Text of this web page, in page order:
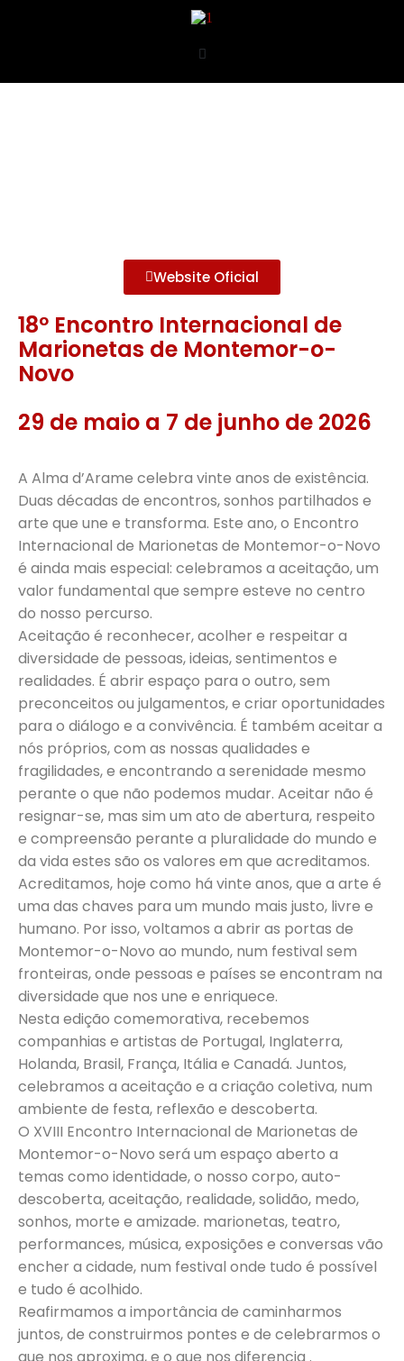
18º Encontro Internacional de
Marionetas de Montemor-o-
Novo
29 de maio a 7 de junho de 2026
A Alma d’Arame celebra vinte anos de existência.
Duas décadas de encontros, sonhos partilhados e
arte que une e transforma. Este ano, o Encontro
Internacional de Marionetas de Montemor-o-Novo
é ainda mais especial: celebramos a aceitação, um
valor fundamental que sempre esteve no centro
do nosso percurso.
Aceitação é reconhecer, acolher e respeitar a
diversidade de pessoas, ideias, sentimentos e
realidades. É abrir espaço para o outro, sem
preconceitos ou julgamentos, e criar oportunidades
para o diálogo e a convivência. É também aceitar a
nós próprios, com as nossas qualidades e
fragilidades, e encontrando a serenidade mesmo
perante o que não podemos mudar. Aceitar não é
resignar-se, mas sim um ato de abertura, respeito
e compreensão perante a pluralidade do mundo e
da vida estes são os valores em que acreditamos.
Acreditamos, hoje como há vinte anos, que a arte é
uma das chaves para um mundo mais justo, livre e
humano. Por isso, voltamos a abrir as portas de
Montemor-o-Novo ao mundo, num festival sem
fronteiras, onde pessoas e países se encontram na
diversidade que nos une e enriquece.
Nesta edição comemorativa, recebemos
companhias e artistas de Portugal, Inglaterra,
Holanda, Brasil, França, Itália e Canadá. Juntos,
celebramos a aceitação e a criação coletiva, num
ambiente de festa, reflexão e descoberta.
O XVIII Encontro Internacional de Marionetas de
Montemor-o-Novo será um espaço aberto a
temas como identidade, o nosso corpo, auto-
descoberta, aceitação, realidade, solidão, medo,
sonhos, morte e amizade. marionetas, teatro,
performances, música, exposições e conversas vão
encher a cidade, num festival onde tudo é possível
e tudo é acolhido.
Reafirmamos a importância de caminharmos
juntos, de construirmos pontes e de celebrarmos o
que nos aproxima, e o que nos diferencia .
Website Oficial